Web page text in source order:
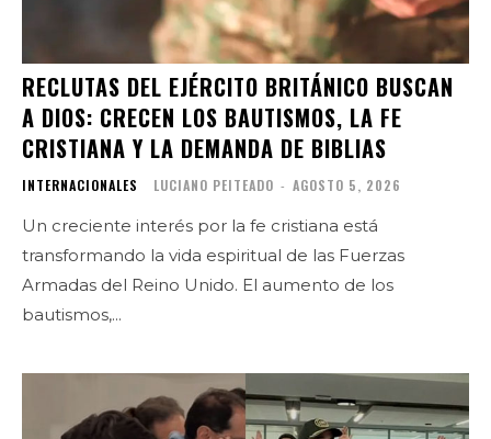
RECLUTAS DEL EJÉRCITO BRITÁNICO BUSCAN
A DIOS: CRECEN LOS BAUTISMOS, LA FE
CRISTIANA Y LA DEMANDA DE BIBLIAS
INTERNACIONALES LUCIANO PEITEADO - AGOSTO 5, 2026
Un creciente interés por la fe cristiana está
transformando la vida espiritual de las Fuerzas
Armadas del Reino Unido. El aumento de los
bautismos,...